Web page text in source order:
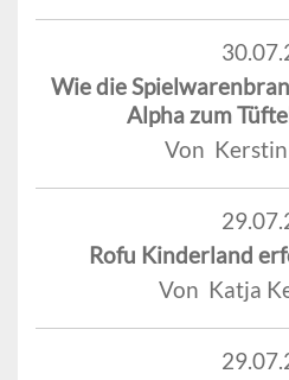
Wie die
Alpha zum
Von
Rofu Kinderland
Von Katja